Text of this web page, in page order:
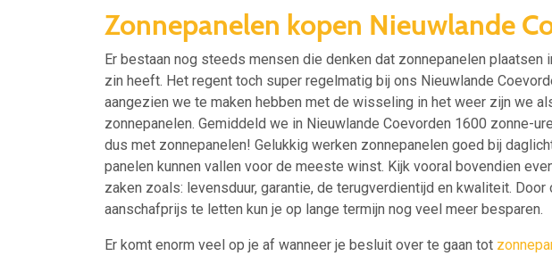
Zonnepanelen kopen Nieuwlande
Er bestaan nog steeds mensen die denken dat zonnepanelen plaatsen
zin heeft. Het regent toch super regelmatig bij ons Nieuwlande
aangezien we te maken hebben met de wisseling in het weer zijn we
zonnepanelen. Gemiddeld we in Nieuwlande Coevorden 1600 zonne-
dus met zonnepanelen! Gelukkig werken zonnepanelen goed bij
panelen kunnen vallen voor de meeste winst. Kijk vooral bovendien
zaken zoals: levensduur, garantie, de terugverdientijd en kwaliteit.
aanschafprijs te letten kun je op lange termijn nog veel meer besparen.
Er komt enorm veel op je af wanneer je besluit over te gaan tot